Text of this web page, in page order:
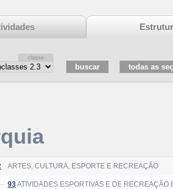
ARTES, CULTURA, ESPORTE E RECREAÇÃO
93ATIVIDADES ESPORTIVAS E DE RECREAÇÃO